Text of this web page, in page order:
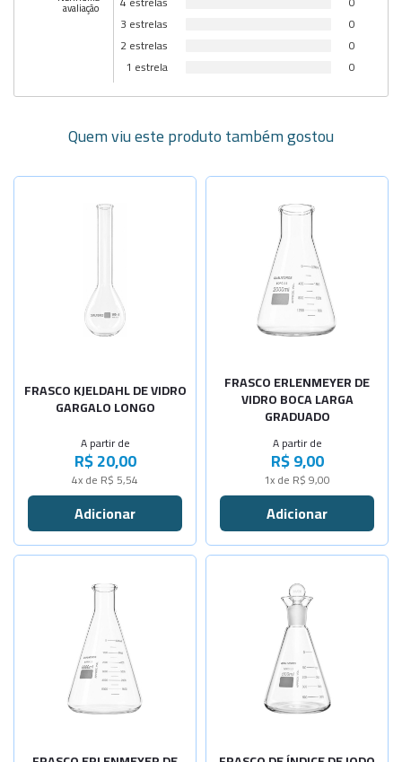
avaliação
3 estrelas
0
2 estrelas
0
1 estrela
0
Quem viu este produto também gostou
FRASCO KJELDAHL DE VIDRO
GARGALO LONGO
A partir de
R$ 20,00
4x de R$ 5,54
-
-
FRASCO ERLENMEYER DE
VIDRO BOCA LARGA
GRADUADO
A partir de
R$ 9,00
1x de R$ 9,00
-
-
Cap. 100ml -
-
Cap. 150ml - +
Cap. 250ml -
-
Cap. 500ml - +
Cap.1000ml - +
-
-
Cap. 50ml -
-
Selecione a Quantidade
-
-
-